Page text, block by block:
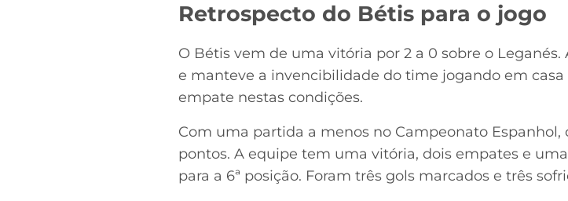
Retrospecto do Bétis para o jogo
O Bétis vem de uma vitória por 2 a 0 sobre o
e manteve a invencibilidade do time jogando em
empate nestas condições.
Com uma partida a menos no Campeonato Espanhol,
pontos. A equipe tem uma vitória, dois empates e
para a 6ª posição. Foram três gols marcados e três